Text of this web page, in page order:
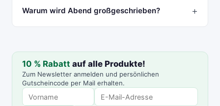
Warum wird Abend großgeschrieben?
10 % Rabatt auf alle Produkte!
Zum Newsletter anmelden und persönlichen
Gutscheincode per Mail erhalten.